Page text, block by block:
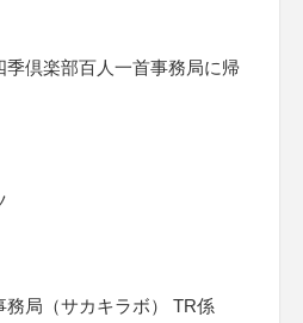
季倶楽部百人一首事務局に帰
務局（サカキラボ） TR係